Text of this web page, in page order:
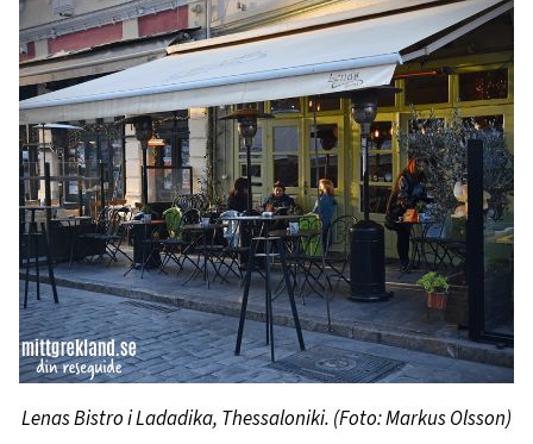
Lenas Bistro i Ladadika, Thessaloniki. (Foto: Markus Olsson)